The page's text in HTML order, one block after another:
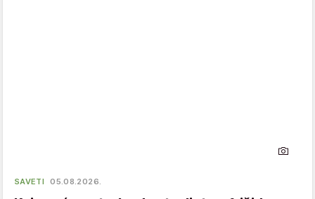
SAVETI 05.08.2026.